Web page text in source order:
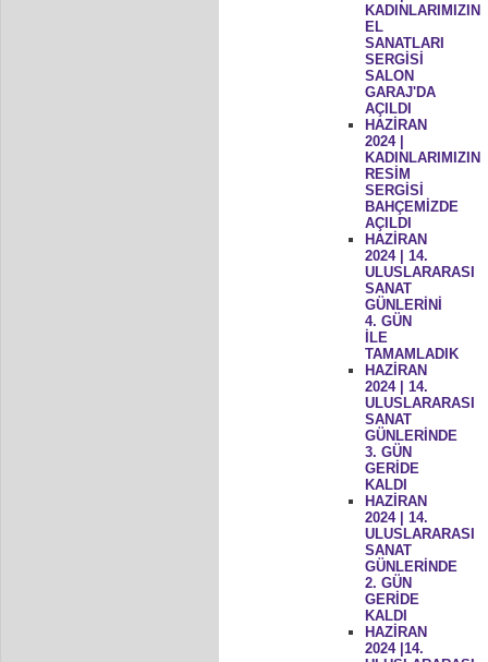
KADINLARIMIZIN
EL
SANATLARI
SERGİSİ
SALON
GARAJ'DA
AÇILDI
HAZİRAN
2024 |
KADINLARIMIZIN
RESİM
SERGİSİ
BAHÇEMİZDE
AÇILDI
HAZİRAN
2024 | 14.
ULUSLARARASI
SANAT
GÜNLERİNİ
4. GÜN
İLE
TAMAMLADIK
HAZİRAN
2024 | 14.
ULUSLARARASI
SANAT
GÜNLERİNDE
3. GÜN
GERİDE
KALDI
HAZİRAN
2024 | 14.
ULUSLARARASI
SANAT
GÜNLERİNDE
2. GÜN
GERİDE
KALDI
HAZİRAN
2024 |14.